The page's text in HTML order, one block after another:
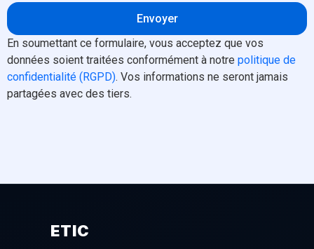
Envoyer
En soumettant ce formulaire, vous acceptez que vos
données soient traitées conformément à notre politique de
confidentialité (RGPD). Vos informations ne seront jamais
partagées avec des tiers.
ETIC